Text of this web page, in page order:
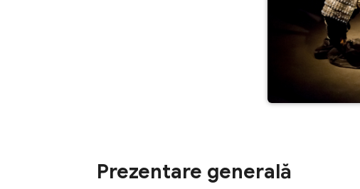
Prezentare generală